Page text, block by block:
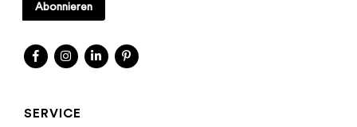
Abonnieren
SERVICE